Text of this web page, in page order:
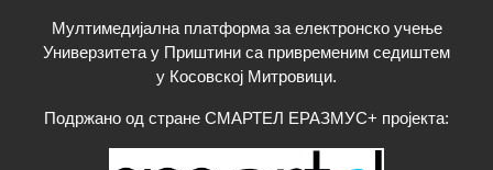
Мултимедијална платформа за електронско учење
Универзитета у Приштини са привременим седиштем
у Косовској Митровици.
Подржано од стране СМАРТЕЛ ЕРАЗМУС+ пројекта: